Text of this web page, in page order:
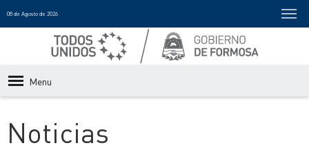
08 de Agosto de 2026
Menu
Noticias